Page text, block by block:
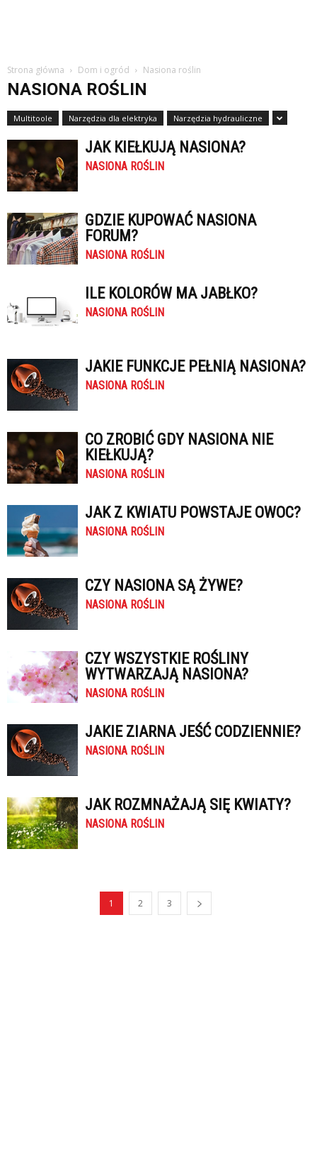
Strona główna Dom i ogród Nasiona roślin
NASIONA ROŚLIN
Multitoole Narzędzia dla elektryka Narzędzia hydrauliczne
JAK KIEŁKUJĄ NASIONA?
NASIONA ROŚLIN
GDZIE KUPOWAĆ NASIONA
FORUM?
NASIONA ROŚLIN
ILE KOLORÓW MA JABŁKO?
NASIONA ROŚLIN
JAKIE FUNKCJE PEŁNIĄ NASIONA?
NASIONA ROŚLIN
CO ZROBIĆ GDY NASIONA NIE
KIEŁKUJĄ?
NASIONA ROŚLIN
JAK Z KWIATU POWSTAJE OWOC?
NASIONA ROŚLIN
CZY NASIONA SĄ ŻYWE?
NASIONA ROŚLIN
CZY WSZYSTKIE ROŚLINY
WYTWARZAJĄ NASIONA?
NASIONA ROŚLIN
JAKIE ZIARNA JEŚĆ CODZIENNIE?
NASIONA ROŚLIN
JAK ROZMNAŻAJĄ SIĘ KWIATY?
NASIONA ROŚLIN
1 2 3